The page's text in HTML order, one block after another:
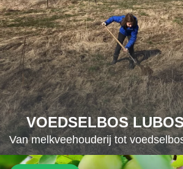
VOEDSELBOS
Van melkveehouderij tot